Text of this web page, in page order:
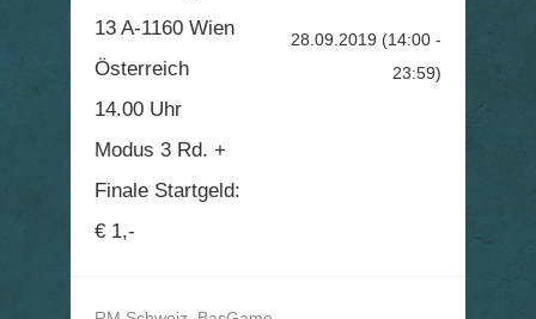
13 A-1160 Wien
Österreich
14.00 Uhr
Modus 3 Rd. +
Finale Startgeld:
€ 1,-
28.09.2019 (14:00 -
23:59)